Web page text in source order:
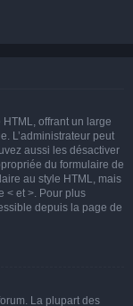
offrant un large
L’administrateur peut
aussi les désactiver
du formulaire de
au style HTML, mais
< et >. Pour plus
depuis la page de
La plupart des